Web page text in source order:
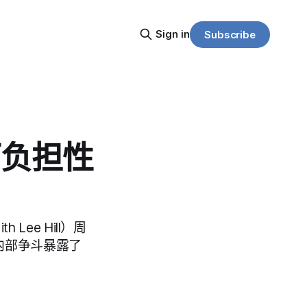
Sign in Subscribe
担性
Lee Hill）周
争斗暴露了